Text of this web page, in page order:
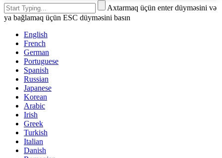
Axtarmaq üçün enter düyməsini və
ya bağlamaq üçün ESC düyməsini basın
English
French
German
Portuguese
Spanish
Russian
Japanese
Korean
Arabic
Irish
Greek
Turkish
Italian
Danish